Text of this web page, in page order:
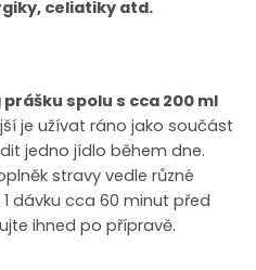
celiatiky atd.
prášku spolu s cca 200 ml
je užívat ráno jako součást
jedno jídlo během dne.
stravy vedle různé
dávku cca 60 minut před
ihned po přípravě.